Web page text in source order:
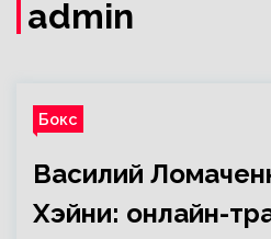
admin
Бокс
Василий
Хэйни: онлайн-